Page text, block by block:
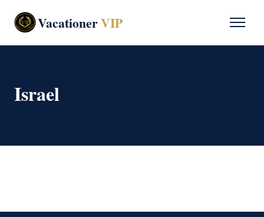
VacationerVIP
Israel